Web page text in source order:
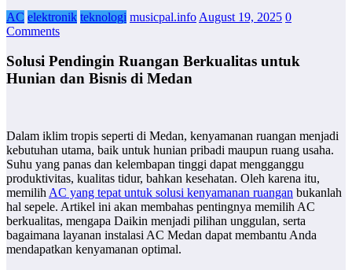
AC elektronik teknologi musicpal.info August 19, 2025 0
Comments
Solusi Pendingin Ruangan Berkualitas untuk
Hunian dan Bisnis di Medan
Dalam iklim tropis seperti di Medan, kenyamanan ruangan menjadi
kebutuhan utama, baik untuk hunian pribadi maupun ruang usaha.
Suhu yang panas dan kelembapan tinggi dapat mengganggu
produktivitas, kualitas tidur, bahkan kesehatan. Oleh karena itu,
memilih AC yang tepat untuk solusi kenyamanan ruangan bukanlah
hal sepele. Artikel ini akan membahas pentingnya memilih AC
berkualitas, mengapa Daikin menjadi pilihan unggulan, serta
bagaimana layanan instalasi AC Medan dapat membantu Anda
mendapatkan kenyamanan optimal.